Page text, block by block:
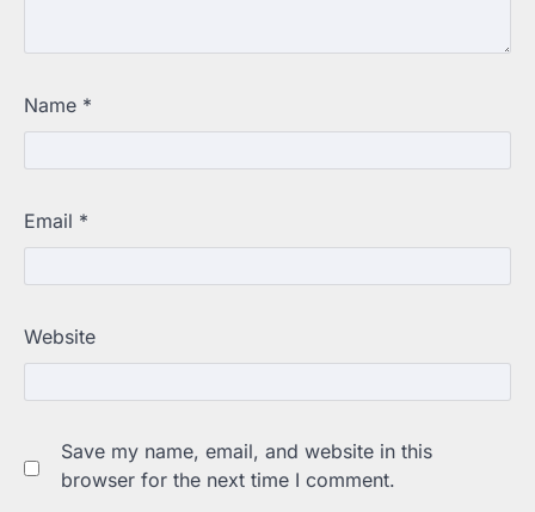
Name *
Email *
Website
Save my name, email, and website in this
browser for the next time I comment.